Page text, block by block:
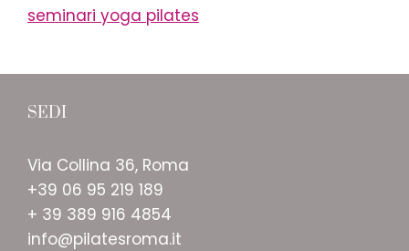
seminari yoga pilates
SEDI
Via Collina 36, Roma
+39 06 95 219 189
+ 39 389 916 4854
info@pilatesroma.it